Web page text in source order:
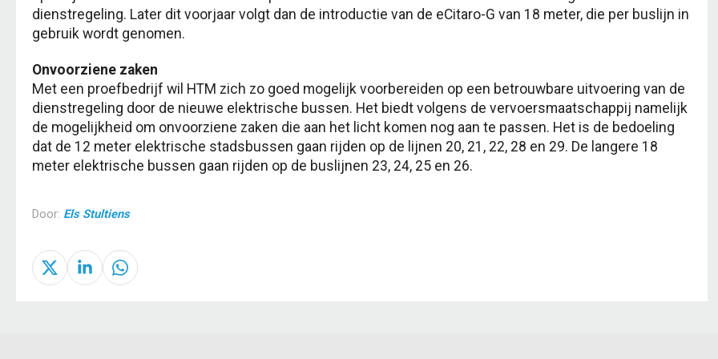
dienstregeling. Later dit voorjaar volgt dan de introductie van de eCitaro-G van 18 meter, die per buslijn in
gebruik wordt genomen.
Onvoorziene zaken
Met een proefbedrijf wil HTM zich zo goed mogelijk voorbereiden op een betrouwbare uitvoering van de
dienstregeling door de nieuwe elektrische bussen. Het biedt volgens de vervoersmaatschappij namelijk
de mogelijkheid om onvoorziene zaken die aan het licht komen nog aan te passen. Het is de bedoeling
dat de 12 meter elektrische stadsbussen gaan rijden op de lijnen 20, 21, 22, 28 en 29. De langere 18
meter elektrische bussen gaan rijden op de buslijnen 23, 24, 25 en 26.
Door: Els Stultiens